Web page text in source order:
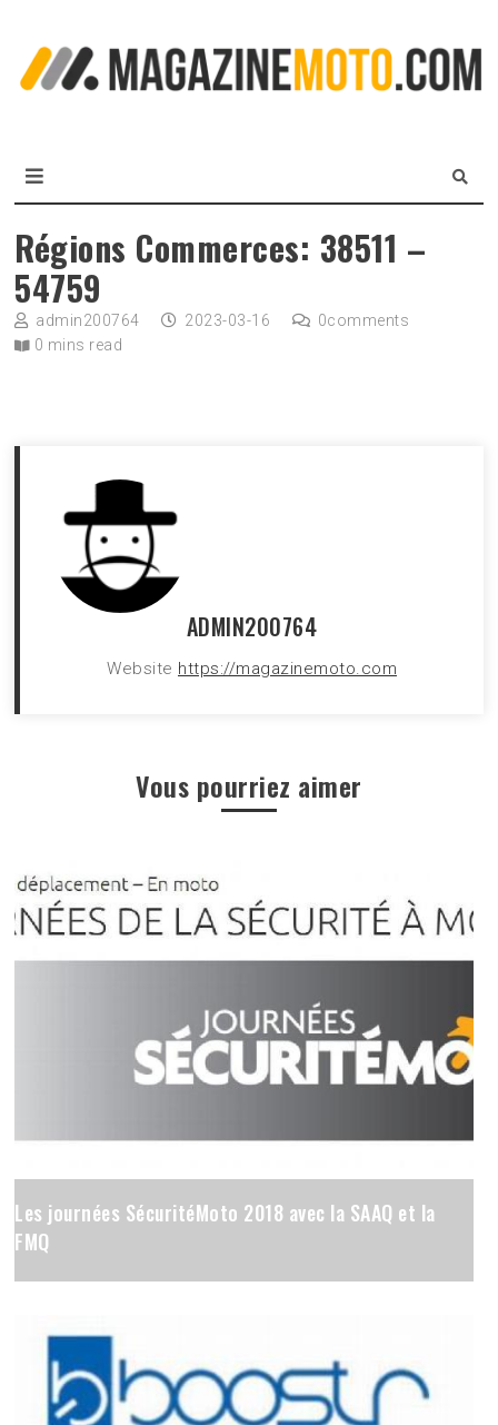
content
Régions Commerces: 38511 –
54759
admin200764 2023-03-16 0comments
0 mins read
ADMIN200764
Website https://magazinemoto.com
Vous pourriez aimer
Les journées SécuritéMoto 2018 avec la SAAQ et la
FMQ